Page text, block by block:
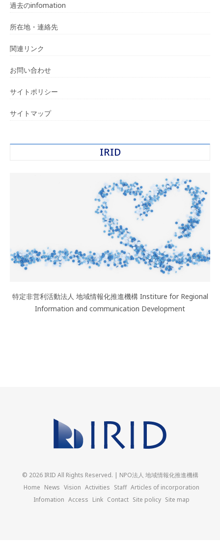
過去のinfomation
所在地・連絡先
関連リンク
お問い合わせ
サイトポリシー
サイトマップ
IRID
特定非営利活動法人 地域情報化推進機構 Institure for Regional
Information and communication Development
© 2026 IRID All Rights Reserved. | NPO法人 地域情報化推進機構
Home News Vision Activities Staff Articles of incorporation
Infomation Access Link Contact Site policy Site map